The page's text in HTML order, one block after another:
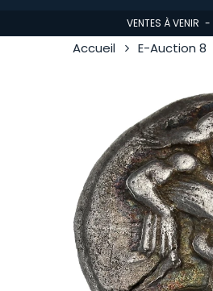
VENTES À VENIR
Accueil E-Auction 8